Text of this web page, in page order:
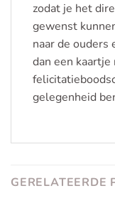
zodat je het
gewenst
naar de ouders
dan een
gelegenheid
GERELATEERDE